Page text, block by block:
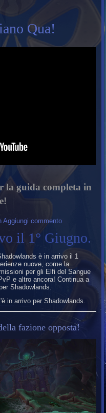
Qua!
la guida completa in
Aggiungi commento
il 1° Giugno.
è in arrivo il 1
nuove, come la
per gli Elfi del Sangue
e altro ancora! Continua a
Shadowlands.
in arrivo per Shadowlands.
fazione opposta!